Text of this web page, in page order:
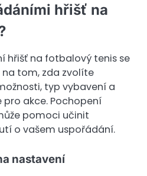
hřišť na
hřišť na fotbalový tenis se
na tom, zda zvolíte
typ vybavení a
akce. Pochopení
pomoci učinit
o vašem uspořádání.
nastavení